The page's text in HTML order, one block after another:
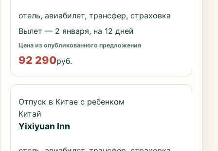
отель, авиабилет, трансфер, страховка
Вылет — 2 января, на 12 дней
Цена из опубликованного предложения
92 290руб.
Отпуск в Китае с ребенком
Китай
Yixiyuan Inn